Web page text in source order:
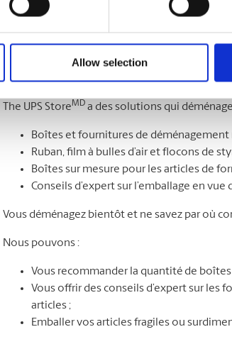
Allow selection
d’emballage et d’expédition. Passez nous voir
Services et fournitures de
The UPS StoreMD a des solutions qui
Boîtes et fournitures de
Ruban, film à bulles d’air et flocons de
Boîtes sur mesure pour les articles de
Conseils d’expert sur l’emballage en
Vous déménagez bientôt et ne savez par où
Nous pouvons :
Vous recommander la quantité de boîtes
Vous offrir des conseils d’expert sur les
articles ;
Emballer vos articles fragiles ou